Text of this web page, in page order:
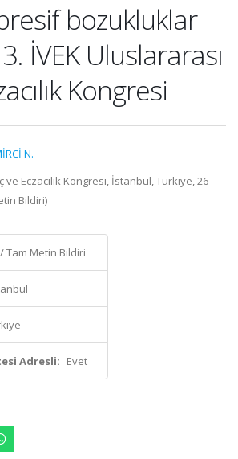
bozukluklar
İVEK Uluslararası
Kongresi
N.
ve Eczacılık Kongresi, İstanbul, Türkiye, 26 -
Bildiri)
Tam Metin Bildiri
Adresli: Evet